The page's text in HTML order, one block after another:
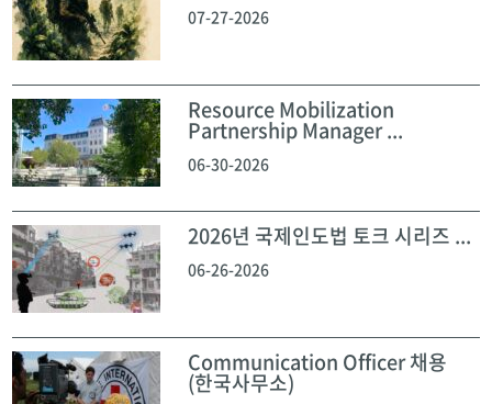
07-27-2026
Resource Mobilization
Partnership Manager ...
06-30-2026
2026년 국제인도법 토크 시리즈 ...
06-26-2026
Communication Officer 채용
(한국사무소)